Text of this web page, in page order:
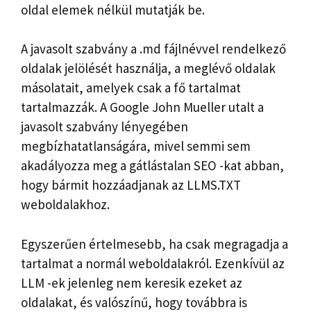
oldal elemek nélkül mutatják be.
A javasolt szabvány a .md fájlnévvel rendelkező
oldalak jelölését használja, a meglévő oldalak
másolatait, amelyek csak a fő tartalmat
tartalmazzák. A Google John Mueller utalt a
javasolt szabvány lényegében
megbízhatatlanságára, mivel semmi sem
akadályozza meg a gátlástalan SEO -kat abban,
hogy bármit hozzáadjanak az LLMS.TXT
weboldalakhoz.
Egyszerűen értelmesebb, ha csak megragadja a
tartalmat a normál weboldalakról. Ezenkívül az
LLM -ek jelenleg nem keresik ezeket az
oldalakat, és valószínű, hogy továbbra is